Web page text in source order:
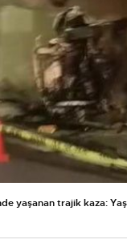
yaşanan trajik kaza: